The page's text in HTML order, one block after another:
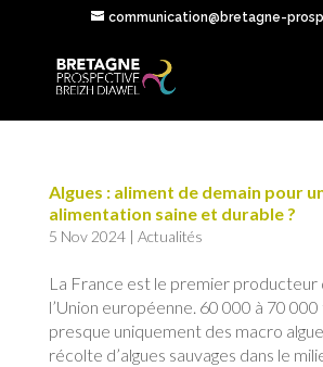
communication@bretagne-
Algues : aliment de demain pour
alimentation saine et durable ?
5 Nov 2024| Actualités
La France est le premier producteur
l’Union européenne. 60 000 à 70
presque uniquement des macro
récolte d’algues sauvages dans le